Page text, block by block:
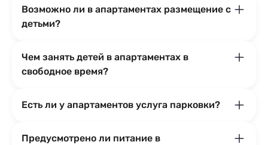
Возможно ли в апартаментах размещение с
детьми?
Чем занять детей в апартаментах в
свободное время?
Есть ли у апартаментов услуга парковки?
Предусмотрено ли питание в